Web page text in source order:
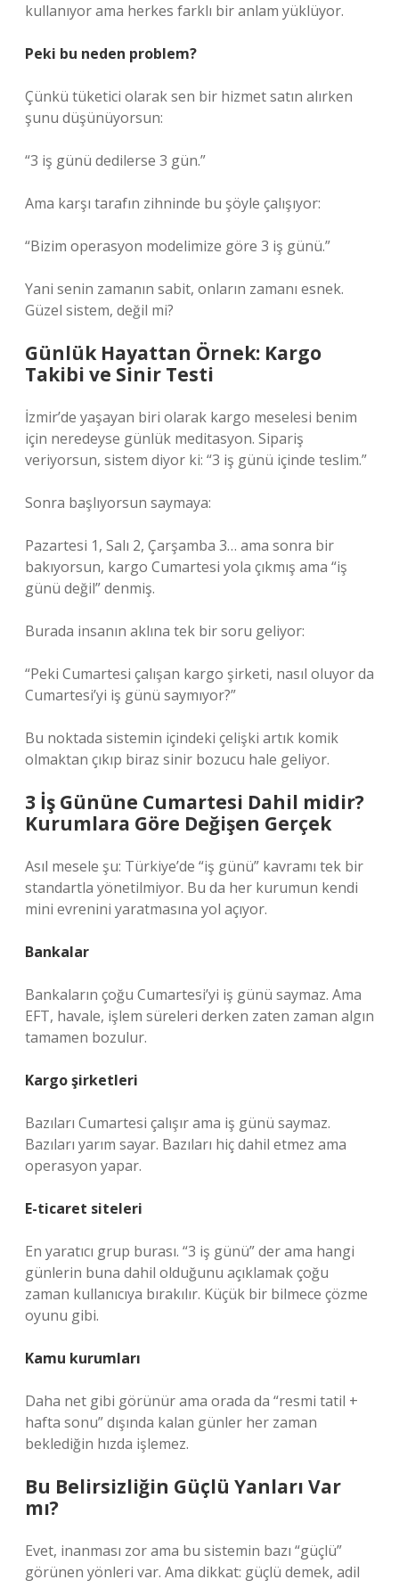
kullanıyor ama herkes farklı bir anlam yüklüyor.
Peki bu neden problem?
Çünkü tüketici olarak sen bir hizmet satın alırken
şunu düşünüyorsun:
“3 iş günü dedilerse 3 gün.”
Ama karşı tarafın zihninde bu şöyle çalışıyor:
“Bizim operasyon modelimize göre 3 iş günü.”
Yani senin zamanın sabit, onların zamanı esnek.
Güzel sistem, değil mi?
Günlük Hayattan Örnek: Kargo
Takibi ve Sinir Testi
İzmir’de yaşayan biri olarak kargo meselesi benim
için neredeyse günlük meditasyon. Sipariş
veriyorsun, sistem diyor ki: “3 iş günü içinde teslim.”
Sonra başlıyorsun saymaya:
Pazartesi 1, Salı 2, Çarşamba 3… ama sonra bir
bakıyorsun, kargo Cumartesi yola çıkmış ama “iş
günü değil” denmiş.
Burada insanın aklına tek bir soru geliyor:
“Peki Cumartesi çalışan kargo şirketi, nasıl oluyor da
Cumartesi’yi iş günü saymıyor?”
Bu noktada sistemin içindeki çelişki artık komik
olmaktan çıkıp biraz sinir bozucu hale geliyor.
3 İş Gününe Cumartesi Dahil midir?
Kurumlara Göre Değişen Gerçek
Asıl mesele şu: Türkiye’de “iş günü” kavramı tek bir
standartla yönetilmiyor. Bu da her kurumun kendi
mini evrenini yaratmasına yol açıyor.
Bankalar
Bankaların çoğu Cumartesi’yi iş günü saymaz. Ama
EFT, havale, işlem süreleri derken zaten zaman algın
tamamen bozulur.
Kargo şirketleri
Bazıları Cumartesi çalışır ama iş günü saymaz.
Bazıları yarım sayar. Bazıları hiç dahil etmez ama
operasyon yapar.
E-ticaret siteleri
En yaratıcı grup burası. “3 iş günü” der ama hangi
günlerin buna dahil olduğunu açıklamak çoğu
zaman kullanıcıya bırakılır. Küçük bir bilmece çözme
oyunu gibi.
Kamu kurumları
Daha net gibi görünür ama orada da “resmi tatil +
hafta sonu” dışında kalan günler her zaman
beklediğin hızda işlemez.
Bu Belirsizliğin Güçlü Yanları Var
mı?
Evet, inanması zor ama bu sistemin bazı “güçlü”
görünen yönleri var. Ama dikkat: güçlü demek, adil